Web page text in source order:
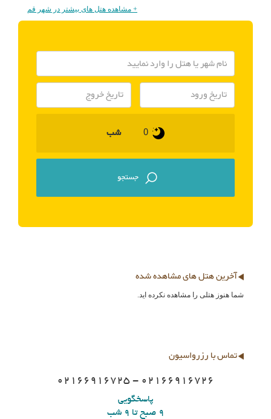
+ مشاهده هتل های بیشتر در شهر قم
شب
آخرین هتل های مشاهده شده
شما هنوز هتلی را مشاهده نکرده اید.
تماس با رزرواسیون
02166916725 - 02166916726
پاسخگویی
9 صبح تا 9 شب